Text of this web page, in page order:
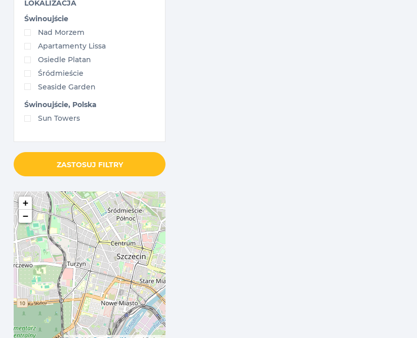
LOKALIZACJA
Świnoujście
Nad Morzem
Apartamenty Lissa
Osiedle Platan
Śródmieście
Seaside Garden
Świnoujście, Polska
Sun Towers
ZASTOSUJ FILTRY
+
−